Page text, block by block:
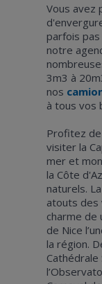
Vous avez
parfois
notre
3m3 à
nos
à tous vos
Profitez
visiter la
mer et
la Côte
naturels.
atouts des
charme de
de Nice
la région.